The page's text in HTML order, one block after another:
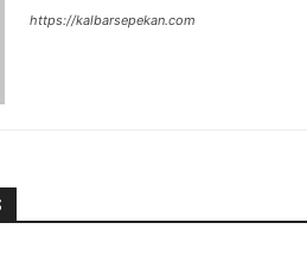
https://kalbarsepekan.com